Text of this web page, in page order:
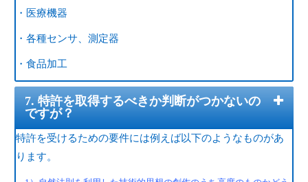
・医療機器
・各種センサ、測定器
・食品加工
7. 特許を取得するべきか判断がつかないの
ですが？
特許を受けるための要件には例えば以下のようなものがあ
ります。